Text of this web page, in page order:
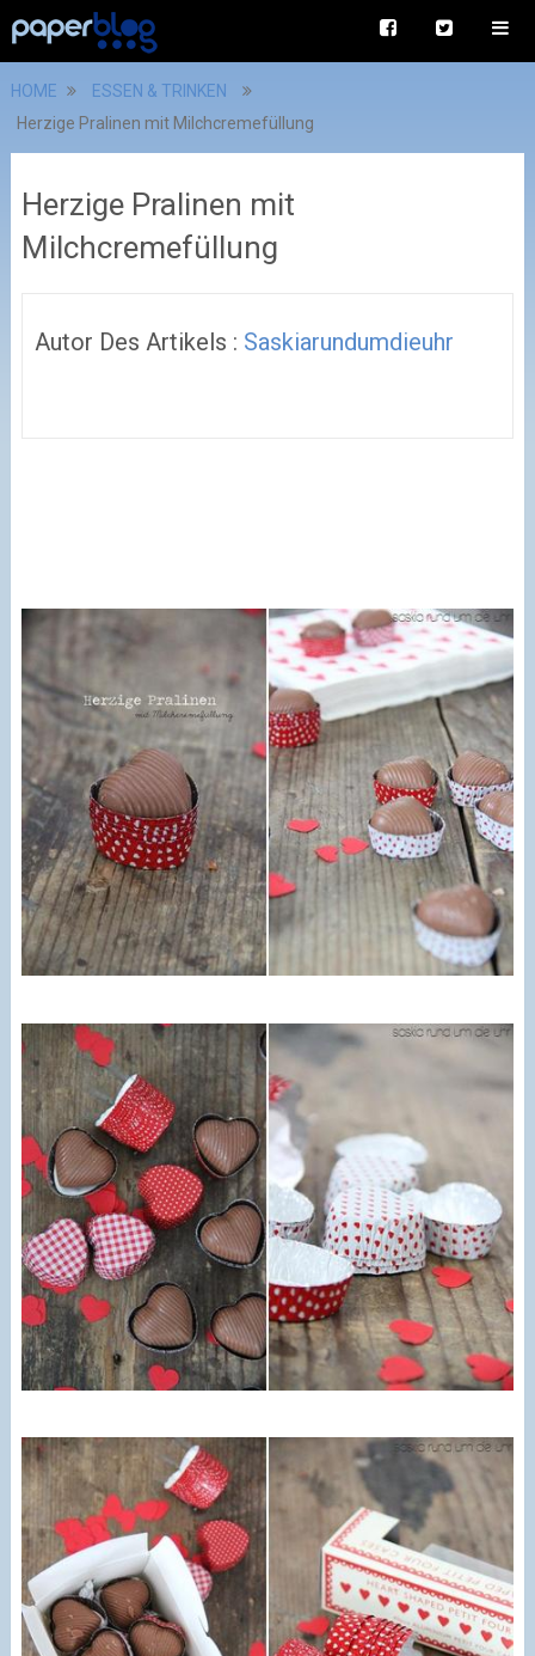
HOME
ESSEN & TRINKEN
Herzige Pralinen mit Milchcremefüllung
Herzige Pralinen mit
Milchcremefüllung
Autor Des Artikels : Saskiarundumdieuhr